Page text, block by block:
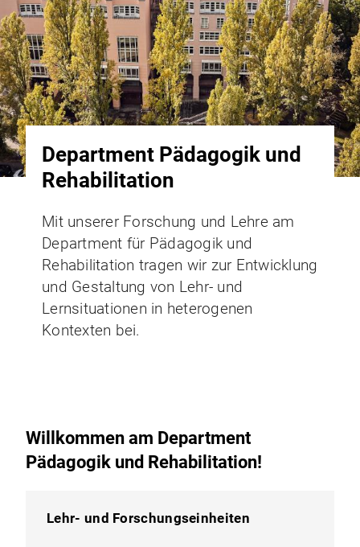
Department Pädagogik und
Rehabilitation
Mit unserer Forschung und Lehre am
Department für Pädagogik und
Rehabilitation tragen wir zur Entwicklung
und Gestaltung von Lehr- und
Lernsituationen in heterogenen
Kontexten bei.
Willkommen am Department
Pädagogik und Rehabilitation!
Lehr- und Forschungseinheiten